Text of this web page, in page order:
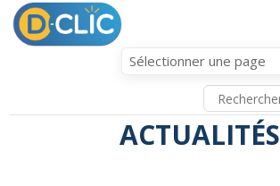
Sélectionner une page
ACTUALITÉS